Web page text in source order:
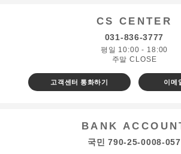
CS CENTER
031-836-3777
평일 10:00 - 18:00
주말 CLOSE
고객센터 통화하기 이메
BANK
국민 790-25-0008-057